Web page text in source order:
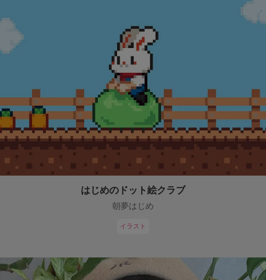
はじめのドット絵クラブ
朝夢はじめ
イラスト